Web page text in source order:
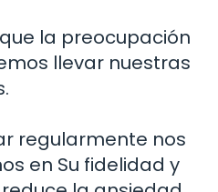
la preocupación
llevar nuestras
regularmente nos
en Su fidelidad y